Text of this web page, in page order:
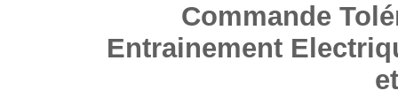
Commande
Entrainement